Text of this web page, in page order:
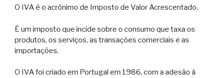
O IVA é o acrónimo de Imposto de Valor Acrescentado.
É um imposto que incide sobre o consumo que taxa os
produtos, os serviços, as transações comerciais e as
importações.
O IVA foi criado em Portugal em 1986, com a adesão à